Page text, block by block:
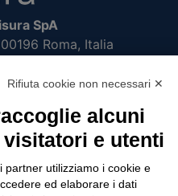
SpA
00196 Roma, Italia
e coordinamento
REA n. 877679
Rifiuta cookie non necessari ✕
alcuni
e utenti
partner utilizziamo i cookie e
ed elaborare i dati